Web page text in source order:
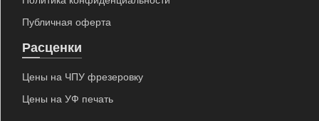
"Арт Прайд" на карте Москвы — Яндекс Карты
Публичная оферта
Расценки
Цены на ЧПУ фрезеровку
Цены на УФ печать